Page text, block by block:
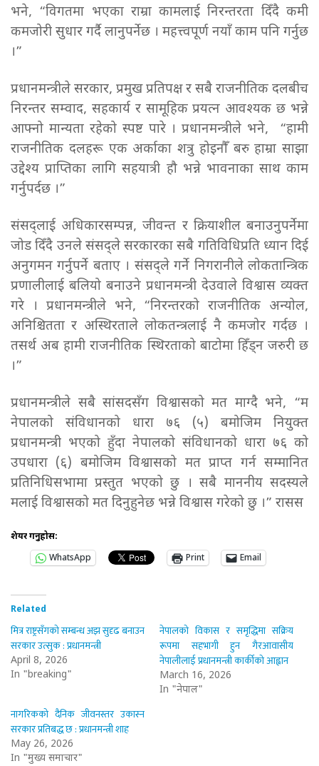
भने, “विगतमा भएका राम्रा कामलाई निरन्तरता दिँदै कमी
कमजोरी सुधार गर्दै लानुपर्नेछ । महत्त्वपूर्ण नयाँ काम पनि गर्नुछ
।”
प्रधानमन्त्रीले सरकार, प्रमुख प्रतिपक्ष र सबै राजनीतिक दलबीच
निरन्तर सम्वाद, सहकार्य र सामूहिक प्रयत्न आवश्यक छ भन्ने
आफ्नो मान्यता रहेको स्पष्ट पारे । प्रधानमन्त्रीले भने, “हामी
राजनीतिक दलहरू एक अर्काका शत्रु होइनौँ बरु हाम्रा साझा
उद्देश्य प्राप्तिका लागि सहयात्री हौ भन्ने भावनाका साथ काम
गर्नुपर्दछ ।”
संसद्लाई अधिकारसम्पन्न, जीवन्त र क्रियाशील बनाउनुपर्नेमा
जोड दिँदै उनले संसद्ले सरकारका सबै गतिविधिप्रति ध्यान दिई
अनुगमन गर्नुपर्ने बताए । संसद्ले गर्ने निगरानीले लोकतान्त्रिक
प्रणालीलाई बलियो बनाउने प्रधानमन्त्री देउवाले विश्वास व्यक्त
गरे । प्रधानमन्त्रीले भने, “निरन्तरको राजनीतिक अन्योल,
अनिश्चितता र अस्थिरताले लोकतन्त्रलाई नै कमजोर गर्दछ ।
तसर्थ अब हामी राजनीतिक स्थिरताको बाटोमा हिँड्न जरुरी छ
।”
प्रधानमन्त्रीले सबै सांसदसँग विश्वासको मत माग्दै भने, “म
नेपालको संविधानको धारा ७६ (५) बमोजिम नियुक्त
प्रधानमन्त्री भएको हुँदा नेपालको संविधानको धारा ७६ को
उपधारा (६) बमोजिम विश्वासको मत प्राप्त गर्न सम्मानित
प्रतिनिधिसभामा प्रस्तुत भएको छु । सबै माननीय सदस्यले
मलाई विश्वासको मत दिनुहुनेछ भन्ने विश्वास गरेको छु ।” रासस
शेयर गर्नुहोस:
WhatsApp
Print Email
Related
मित्र राष्ट्रसँगको सम्बन्ध अझ सुदृढ बनाउन
सरकार उत्सुक : प्रधानमन्त्री
April 8, 2026
In "breaking"
नेपालको विकास र समृद्धिमा सक्रिय
रूपमा सहभागी हुन गैरआवासीय
नेपालीलाई प्रधानमन्त्री कार्कीको आह्वान
March 16, 2026
In "नेपाल"
नागरिकको दैनिक जीवनस्तर उकास्न
सरकार प्रतिबद्ध छ : प्रधानमन्त्री शाह
May 26, 2026
In "मुख्य समाचार"